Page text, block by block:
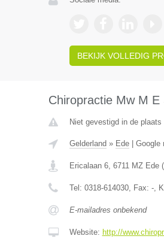
BEKIJK VOLLEDIG
Chiropractie Mw M E
Niet gevestigd in de
Gelderland » Ede| Google
Ericalaan 6, 6711 MZ Ede(
Tel: 0318-614030, Fax: -,
E-mailadres onbekend
Website: http://